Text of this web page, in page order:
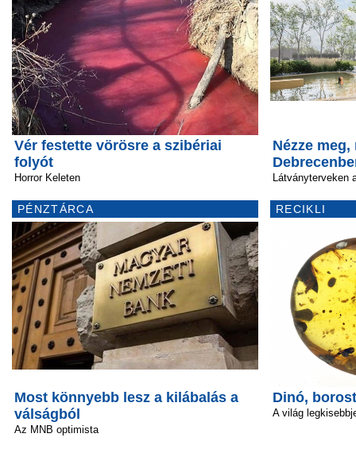
Vér festette vörösre a szibériai
folyót
Horror Keleten
PÉNZTÁRCA
Most könnyebb lesz a kilábalás a
válságból
Az MNB optimista
Nézze
Látványterveken
RECIKLI
Dinó,
A világ